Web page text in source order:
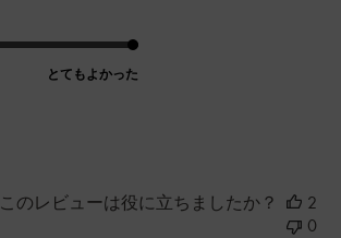
とてもよかった
このレビューは役に立ちましたか？
2
0